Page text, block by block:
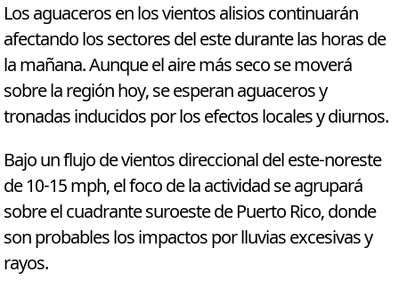
Los aguaceros en los vientos alisios continuarán
afectando los sectores del este durante las horas de
la mañana. Aunque el aire más seco se moverá
sobre la región hoy, se esperan aguaceros y
tronadas inducidos por los efectos locales y diurnos.
Bajo un flujo de vientos direccional del este-noreste
de 10-15 mph, el foco de la actividad se agrupará
sobre el cuadrante suroeste de Puerto Rico, donde
son probables los impactos por lluvias excesivas y
rayos.